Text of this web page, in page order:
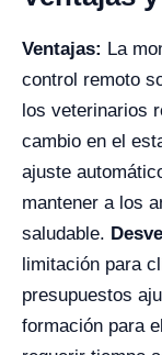
Ventajas: La
control remoto
los veterinarios
cambio en el
ajuste
mantener a los
saludable.
limitación para
presupuestos
formación para